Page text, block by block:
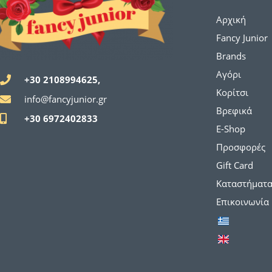
+30 2108994625,
info@fancyjunior.gr
+30 6972402833
Αρχική
Fancy Junior
Brands
Αγόρι
Κορίτσι
Βρεφικά
E-Shop
Προσφορές
Gift Card
Καταστήματα
Επικοινωνία